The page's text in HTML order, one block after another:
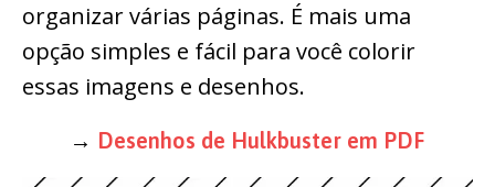
organizar várias páginas. É mais uma
opção simples e fácil para você colorir
essas imagens e desenhos.
→ Desenhos de Hulkbuster em PDF